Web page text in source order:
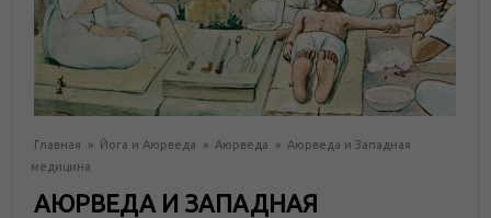
Главная » Йога и Аюрведа » Аюрведа » Аюрведа и Западная
медицина
АЮРВЕДА И ЗАПАДНАЯ